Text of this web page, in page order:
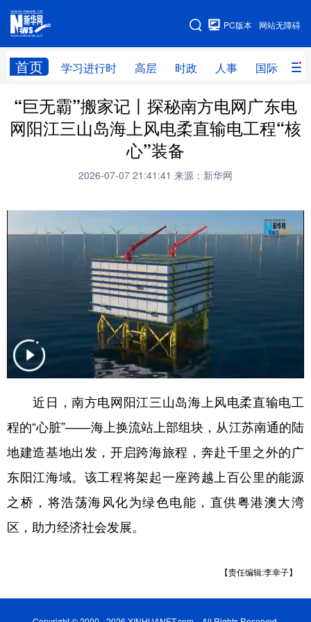
网站无障碍
PC版本
首页 学习进行时 高层 时政 人事 国际 财
网站地图
学习进行时 高层 时政 人事
国际 财经 网评 港澳
思客智库 全球连线
军事
视频 图片 政务
中央文件 金融 汽车
人居 信息化
学术中国 乡村振兴 银龄
城市 旅游 能源
彩票 娱乐 时尚 悦读
公益 一带一路 亚太网 上市公司
文化产业
地方频道
江苏
浙江 安徽 福建 江西
“巨无霸”搬家记丨探秘南方电网广东电
网阳江三山岛海上风电柔直输电工程“核
心”装备
2026-07-07 21:41:41 来源：新华网
近日，南方电网阳江三山岛海上风电柔直输电工
程的“心脏”——海上换流站上部组块，从江苏南通的陆
地建造基地出发，开启跨海旅程，奔赴千里之外的广
东阳江海域。该工程将架起一座跨越上百公里的能源
之桥，将浩荡海风化为绿色电能，直供粤港澳大湾
区，助力经济社会发展。
【责任编辑:李幸子】